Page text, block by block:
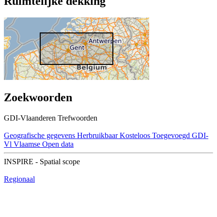
Zoekwoorden
GDI-Vlaanderen Trefwoorden
Geografische gegevens Herbruikbaar Kosteloos Toegevoegd GDI-
Vl Vlaamse Open data
INSPIRE - Spatial scope
Regionaal